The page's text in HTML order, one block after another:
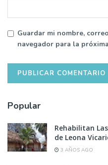
Guardar mi nombre,
navegador para la
Popular
Rehabilitan
de Leona
3 AÑOS AGO